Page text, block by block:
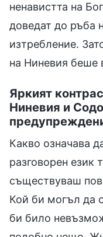
ненавистта на
доведат до ръба
изтребление.
на Ниневия беше
Яркият
Ниневия и
Какво означава
разговорен език
съществуваш
Кой би могъл да
би било